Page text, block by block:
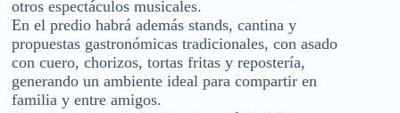
otros espectáculos musicales.
En el predio habrá además stands, cantina y
propuestas gastronómicas tradicionales, con asado
con cuero, chorizos, tortas fritas y repostería,
generando un ambiente ideal para compartir en
familia y entre amigos.